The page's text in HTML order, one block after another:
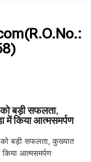
बड़ी सफलता,
में किया आत्मसमर्पण